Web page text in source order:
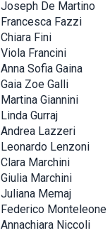
Joseph De Martino
Francesca Fazzi
Chiara Fini
Viola Francini
Anna Sofia Gaina
Gaia Zoe Galli
Martina Giannini
Linda Gurraj
Andrea Lazzeri
Leonardo Lenzoni
Clara Marchini
Giulia Marchini
Juliana Memaj
Federico Monteleone
Annachiara Niccoli